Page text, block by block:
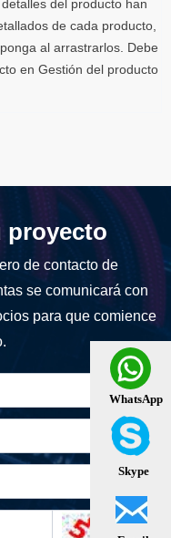
del producto han
de cada producto,
al arrastrarlos. Debe
en Gestión del producto
proyecto
de contacto de
se comunicará con
para que comience
WhatsApp
Skype